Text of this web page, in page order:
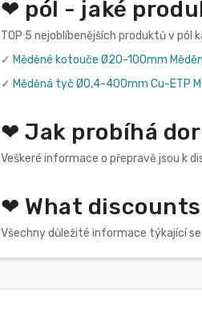
❤ pól - jaké
TOP 5 nejoblíbenějších produktů v pól
✓ Měděné kotouče Ø20-100mm
✓ Měděná tyč Ø0,4-400mm Cu-ETP
❤ Jak probíhá
Veškeré informace o přepravě jsou k
❤ What
Všechny důležité informace týkající